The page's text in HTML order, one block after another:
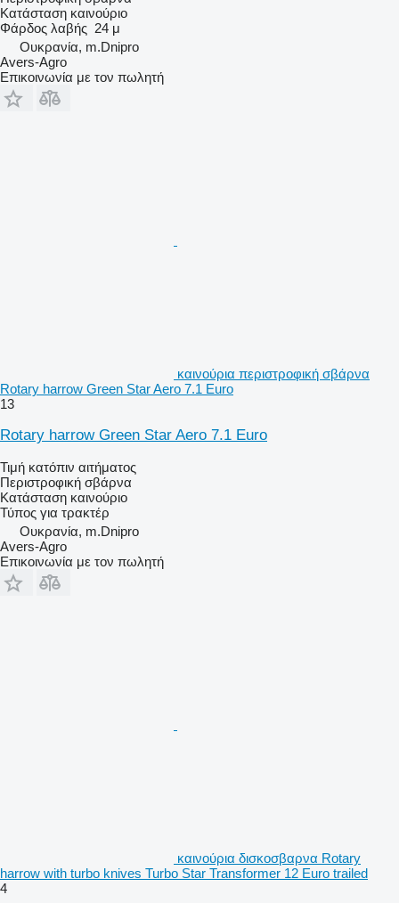
Κατάσταση καινούριο
Φάρδος λαβής 24 μ
Ουκρανία, m.Dnipro
Avers-Agro
Επικοινωνία με τον πωλητή
καινούρια περιστροφική σβάρνα
Rotary harrow Green Star Aero 7.1 Euro
13
Rotary harrow Green Star Aero 7.1 Euro
Τιμή κατόπιν αιτήματος
Περιστροφική σβάρνα
Κατάσταση καινούριο
Τύπος για τρακτέρ
Ουκρανία, m.Dnipro
Avers-Agro
Επικοινωνία με τον πωλητή
καινούρια δισκοσβαρνα Rotary
harrow with turbo knives Turbo Star Transformer 12 Euro trailed
4